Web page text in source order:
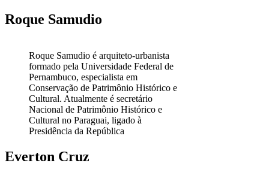
Roque Samudio
Roque Samudio é arquiteto-urbanista
formado pela Universidade Federal de
Pernambuco, especialista em
Conservação de Patrimônio Histórico e
Cultural. Atualmente é secretário
Nacional de Patrimônio Histórico e
Cultural no Paraguai, ligado à
Presidência da República
Everton Cruz